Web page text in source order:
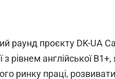
раунд проєкту DK-UA
з рівнем англійської
ринку праці,